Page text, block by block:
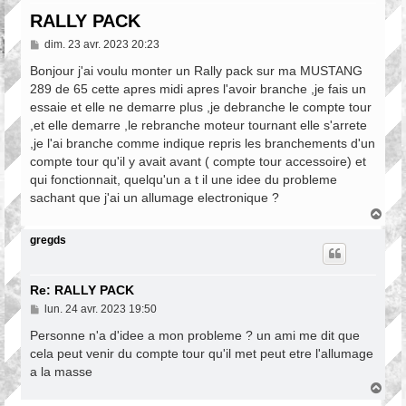
RALLY PACK
M
s
s
a
g
e
dim. 23 avr. 2023 20:23
Bonjour j'ai voulu monter un Rally pack sur ma MUSTANG
289 de 65 cette apres midi apres l'avoir branche ,je fais un
essaie et elle ne demarre plus ,je debranche le compte tour
,et elle demarre ,le rebranche moteur tournant elle s'arrete
,je l'ai branche comme indique repris les branchements d'un
compte tour qu'il y avait avant ( compte tour accessoire) et
qui fonctionnait, quelqu'un a t il une idee du probleme
sachant que j'ai un allumage electronique ?
H
u
gregds
Re: RALLY PACK
M
s
a
g
lun. 24 avr. 2023 19:50
Personne n'a d'idee a mon probleme ? un ami me dit que
cela peut venir du compte tour qu'il met peut etre l'allumage
a la masse
a